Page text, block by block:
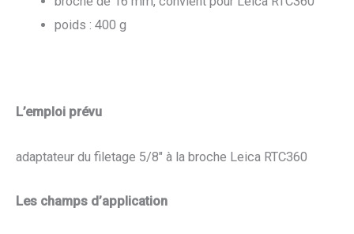
poids : 400 g
L’emploi prévu
adaptateur du filetage 5/8″ à la broche Leica RTC360
Les champs d’application